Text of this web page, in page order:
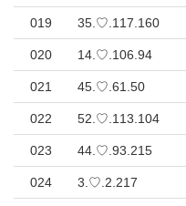
019 35.♡.117.160
020 14.♡.106.94
021 45.♡.61.50
022 52.♡.113.104
023 44.♡.93.215
024 3.♡.2.217